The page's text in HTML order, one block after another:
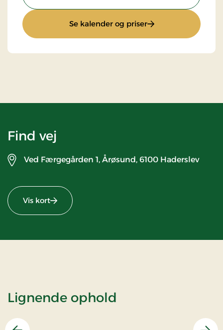
Se kalender og priser: Stays halvpensions
Find vej
Ved Færgegården 1, Årøsund, 6100 Haderslev
Vis kort
Lignende ophold